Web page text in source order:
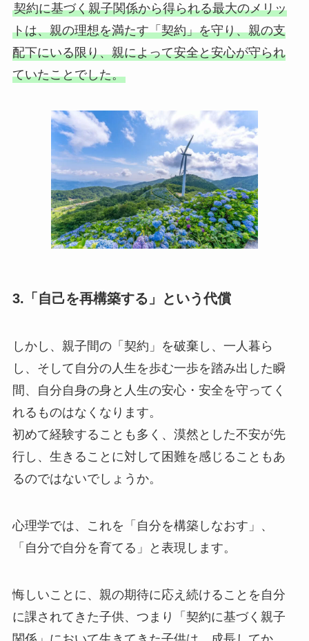
契約に基づく親子関係から得られる最大のメリッ
トは、親の理想を満たす「契約」を守り、親の支
配下にいる限り、親によって安全と安心が守られ
ていたことでした。
3.「自己を再構築する」という代償
しかし、親子間の「契約」を破棄し、一人暮ら
し、そして自分の人生を歩む一歩を踏み出した瞬
間、自分自身の身と人生の安心・安全を守ってく
れるものはなくなります。
初めて経験することも多く、漠然とした不安が先
行し、生きることに対して困難を感じることもあ
るのではないでしょうか。
心理学では、これを「自分を構築しなおす」、
「自分で自分を育てる」と表現します。
悔しいことに、親の期待に応え続けることを自分
に課されてきた子供、つまり「契約に基づく親子